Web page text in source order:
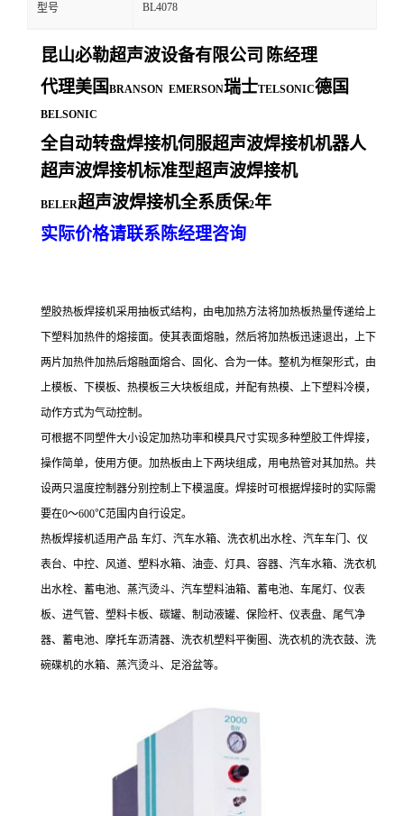
型号 BL4078
昆山必勒超声波设备有限公司 陈经理
代理美国 BRANSON EMERSON瑞士TELSONIC德国
BELSONIC
全自动转盘焊接机伺服超声波焊接机机器人
超声波焊接机标准型超声波焊接机
BELER超声波焊接机全系质保2年
实际价格请联系陈经理咨询
塑胶热板焊接机采用抽板式结构，由电加热方法将加热板热量传递给上
下塑料加热件的熔接面。使其表面熔融，然后将加热板迅速退出，上下
两片加热件加热后熔融面熔合、固化、合为一体。整机为框架形式，由
上模板、下模板、热模板三大块板组成，并配有热模、上下塑料冷模，
动作方式为气动控制。
可根据不同塑件大小设定加热功率和模具尺寸实现多种塑胶工件焊接，
操作简单，使用方便。加热板由上下两块组成，用电热管对其加热。共
设两只温度控制器分别控制上下模温度。焊接时可根据焊接时的实际需
要在0～600℃范围内自行设定。
热板焊接机适用产品 车灯、汽车水箱、洗衣机出水栓、汽车车门、仪
表台、中控、风道、塑料水箱、油壶、灯具、容器、汽车水箱、洗衣机
出水栓、蓄电池、蒸汽烫斗、汽车塑料油箱、蓄电池、车尾灯、仪表
板、进气管、塑料卡板、碳罐、制动液罐、保险杆、仪表盘、尾气净
器、蓄电池、摩托车沥清器、洗衣机塑料平衡圈、洗衣机的洗衣鼓、洗
碗碟机的水箱、蒸汽烫斗、足浴盆等。